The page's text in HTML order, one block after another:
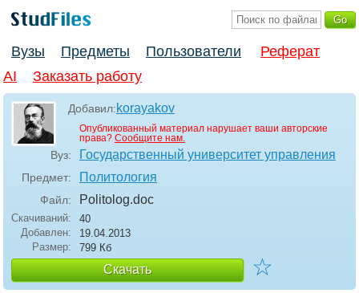
Вузы Предметы Пользователи
Реферат
AI
Заказать работу
Добавил:korayakov
Опубликованный материал нарушает ваши авторские
права? Сообщите нам.
Вуз: Государственный университет управления
Предмет: Политология
Файл: Politolog.doc
Скачиваний:
40
Добавлен:
19.04.2013
Размер:
799 Кб
Скачать ☆